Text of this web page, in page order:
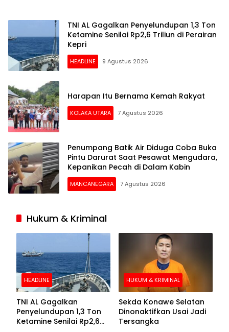
TNI AL Gagalkan Penyelundupan 1,3 Ton
Ketamine Senilai Rp2,6 Triliun di Perairan
Kepri
HEADLINE 9 Agustus 2026
Harapan Itu Bernama Kemah Rakyat
KOLAKA UTARA 7 Agustus 2026
Penumpang Batik Air Diduga Coba Buka
Pintu Darurat Saat Pesawat Mengudara,
Kepanikan Pecah di Dalam Kabin
MANCANEGARA 7 Agustus 2026
Hukum & Kriminal
HEADLINE
TNI AL Gagalkan
Penyelundupan 1,3 Ton
Ketamine Senilai Rp2,6
HUKUM & KRIMINAL
Sekda Konawe Selatan
Dinonaktifkan Usai Jadi
Tersangka